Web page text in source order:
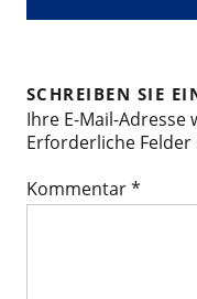
SCHREIBEN SIE
Ihre E-Mail-
Erforderliche
Kommentar*